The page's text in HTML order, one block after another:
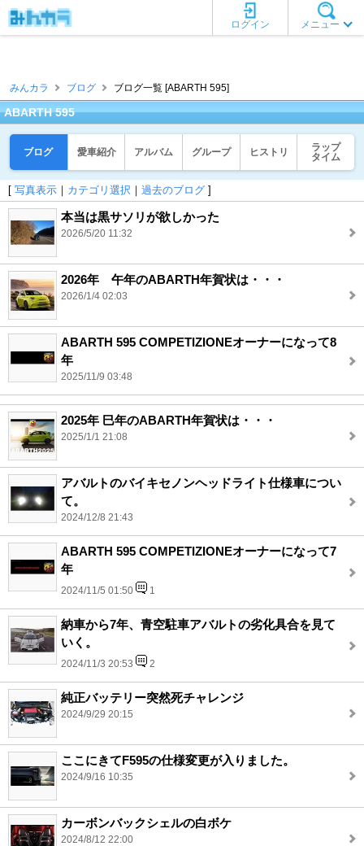
メニュー
ログイン
みんカラ ブログ ブログ一覧 [ABARTH 595]
ABARTH 595
ブログ 愛車紹介 アルバム グループ ヒストリ
ラップ
タイム
[ 写真表示 ｜ カテゴリ選択 ｜ 過去のブログ ]
本当は黒サソリが欲しかった
2026/5/20 11:32
2026年 午年のABARTH年賀状は・・・
2026/1/4 02:03
ABARTH 595 COMPETIZIONEオーナーになって8
年
2025/11/9 03:48
2025年 巳年のABARTH年賀状は・・・
2025/1/1 21:08
アバルトのバイキセノンヘッドライト仕様車につい
て。
2024/12/8 21:43
ABARTH 595 COMPETIZIONEオーナーになって7
年
2024/11/5 01:50 1
納車から7年、青空駐車アバルトの劣化具合を見て
いく。
2024/11/3 20:53 2
純正バッテリー突然死チャレンジ
2024/9/29 20:15
ここにきてF595の仕様変更が入りました。
2024/9/16 10:35
カーボンバックシェルの白ボケ
2024/8/12 22:00